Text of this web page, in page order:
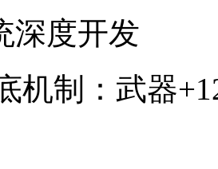
深度开发
机制：武器